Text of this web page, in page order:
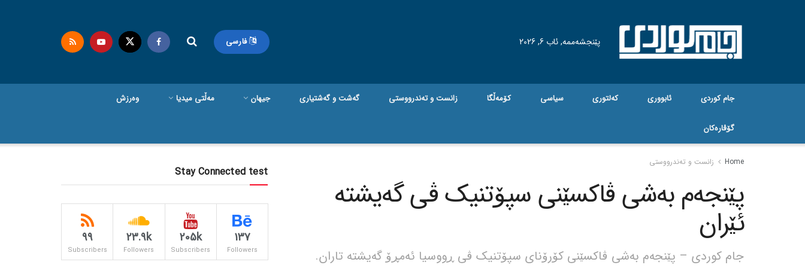
پێنجشەممە, ئاب 6, 2026 فارسی
جام کوردی ئابووری کەلتوری سیاسی کۆمەڵگا زانست و تەندرووستی گه‌شت و گه‌شتیاری جیهان مەڵتی میدیا وەرزش
گۆڤاره‌کان
Home زانست و تەندرووستی
پێنجەم بەشی ڤاکسێنی سپۆتنیک ڤی گەیشتە
ئێران
جام کوردی – پێنجەم بەشی ڤاکسێنی کۆرۆنای سپۆتنیک ڤی ڕووسیا ئەمڕۆ گەیشتە تاران.
Stay Connected test
137
Followers
205k
Subscribers
23.9k
Followers
99
Subscribers